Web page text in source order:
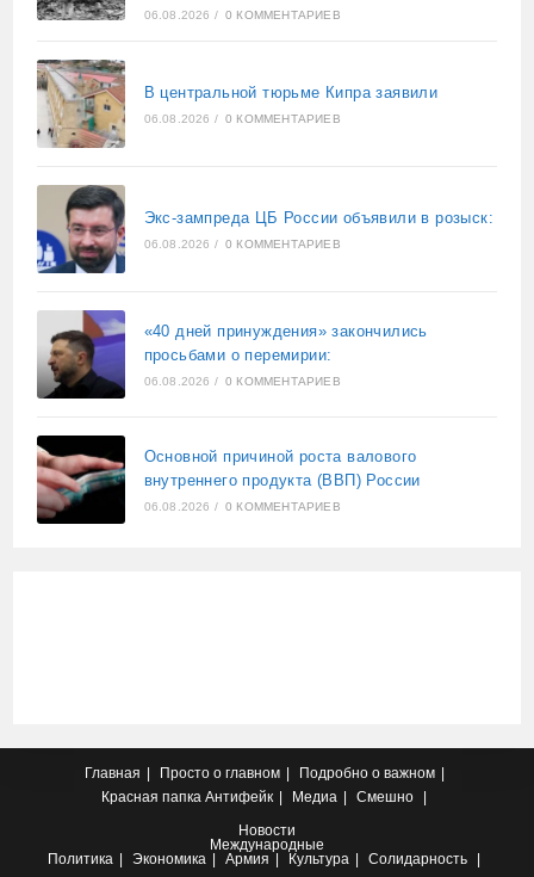
06.08.2026 / 0 КОММЕНТАРИЕВ
В центральной тюрьме Кипра заявили
06.08.2026 / 0 КОММЕНТАРИЕВ
Экс-зампреда ЦБ России объявили в розыск:
06.08.2026 / 0 КОММЕНТАРИЕВ
«40 дней принуждения» закончились
просьбами о перемирии:
06.08.2026 / 0 КОММЕНТАРИЕВ
Основной причиной роста валового
внутреннего продукта (ВВП) России
06.08.2026 / 0 КОММЕНТАРИЕВ
Главная Просто о главном
Подробно о важном
Красная папка Антифейк Медиа
Смешно
Новости
Международные
Политика
Экономика Армия Культура Солидарность